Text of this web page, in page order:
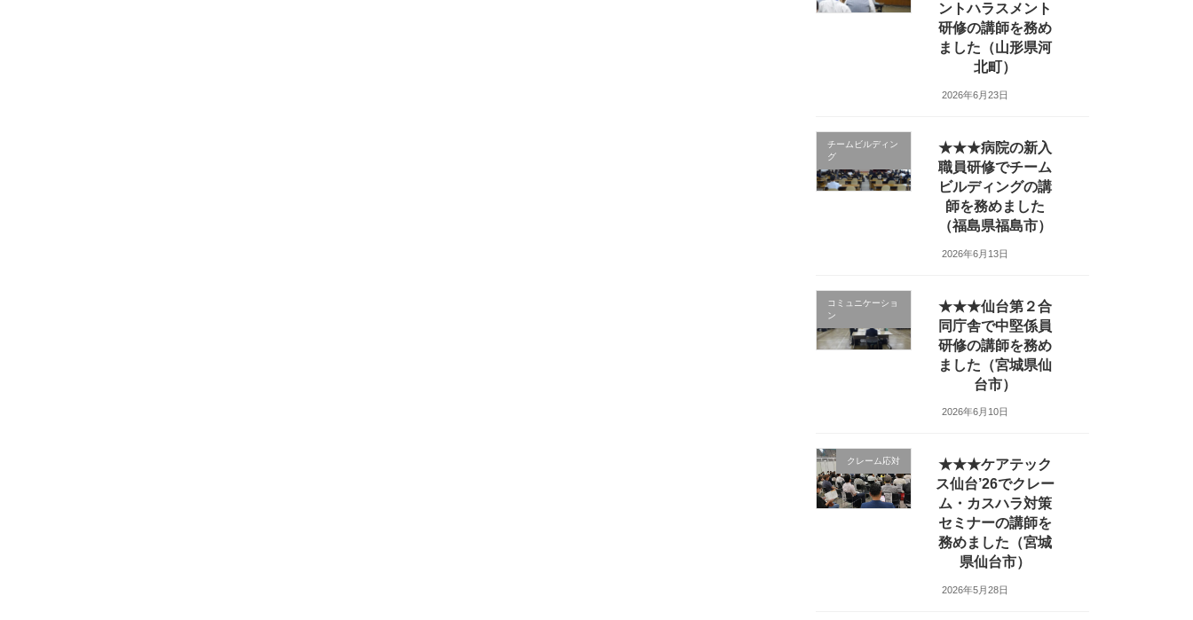
ントハラスメント
研修の講師を務め
ました（山形県河
北町）
2026年6月23日
チームビルディン
グ
★★★病院の新入
職員研修でチーム
ビルディングの講
師を務めました
（福島県福島市）
2026年6月13日
コミュニケーショ
ン
★★★仙台第２合
同庁舎で中堅係員
研修の講師を務め
ました（宮城県仙
台市）
2026年6月10日
クレーム応対
★★★ケアテック
ス仙台’26でクレー
ム・カスハラ対策
セミナーの講師を
務めました（宮城
県仙台市）
2026年5月28日